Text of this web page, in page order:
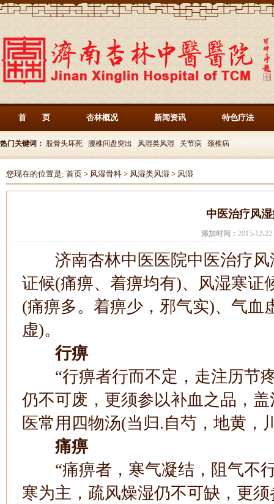
首 页 杏林概况 新闻资讯 特色疗法
热门关键词： 股骨头坏死 腰椎间盘突出 风湿类风湿 关节病 颈椎病
您现在的位置是: 首页 > 风湿骨科 > 风湿类风湿 > 风湿
中医治疗风
添加时间： 2015-12-
济南杏林中医医院中医治疗风
证候(痛痹、着痹均有)、风湿寒证
(痛痹多。着痹少，邪气实)、气血
虚)。
行痹
“行痹者行而不定，走注历节
仍不可废，更须参以补血之品，
医常用四物汤(当归.自芍，地黄，
痛痹
“痛痹者，寒气凝结，阻气不
寒为主，疏风燥湿仍不可缺，更